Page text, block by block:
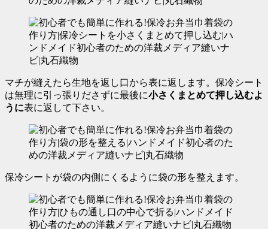
マチが縫えたら生地を返し口から表に返します。 保冷シート
は無理に引っ張りださずに最後に小さくまとめて押し込むよ
うに表に返して下さい。
保冷シートが袋の内側にくるように袋の形を整えます。